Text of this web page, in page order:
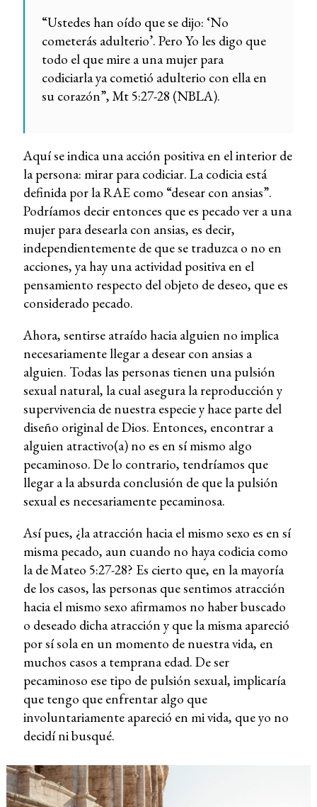
“Ustedes han oído que se dijo: ‘No
cometerás adulterio’. Pero Yo les digo que
todo el que mire a una mujer para
codiciarla ya cometió adulterio con ella en
su corazón”, Mt 5:27-28 (NBLA).
Aquí se indica una acción positiva en el interior de
la persona: mirar para codiciar. La codicia está
definida por la RAE como “desear con ansias”.
Podríamos decir entonces que es pecado ver a una
mujer para desearla con ansias, es decir,
independientemente de que se traduzca o no en
acciones, ya hay una actividad positiva en el
pensamiento respecto del objeto de deseo, que es
considerado pecado.
Ahora, sentirse atraído hacia alguien no implica
necesariamente llegar a desear con ansias a
alguien. Todas las personas tienen una pulsión
sexual natural, la cual asegura la reproducción y
supervivencia de nuestra especie y hace parte del
diseño original de Dios. Entonces, encontrar a
alguien atractivo(a) no es en sí mismo algo
pecaminoso. De lo contrario, tendríamos que
llegar a la absurda conclusión de que la pulsión
sexual es necesariamente pecaminosa.
Así pues, ¿la atracción hacia el mismo sexo es en sí
misma pecado, aun cuando no haya codicia como
la de Mateo 5:27-28? Es cierto que, en la mayoría
de los casos, las personas que sentimos atracción
hacia el mismo sexo afirmamos no haber buscado
o deseado dicha atracción y que la misma apareció
por sí sola en un momento de nuestra vida, en
muchos casos a temprana edad. De ser
pecaminoso ese tipo de pulsión sexual, implicaría
que tengo que enfrentar algo que
involuntariamente apareció en mi vida, que yo no
decidí ni busqué.